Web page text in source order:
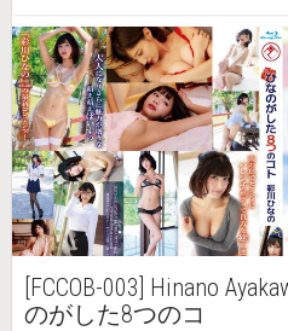
[FCCOB-003] Hinano
のがした8つのコ